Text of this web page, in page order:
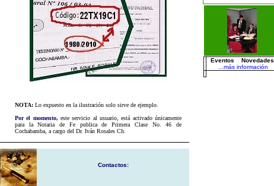
NOTA: Lo expuesto en la ilustración solo sirve de ejemplo.
Por el momento, este servicio al usuario, está activado únicamente
para la Notaria de Fe publica de Primera Clase No. 46 de
Cochabamba, a cargo del Dr. Iván Rosales Ch.
Contactos:
Eventos Novedades
..más información